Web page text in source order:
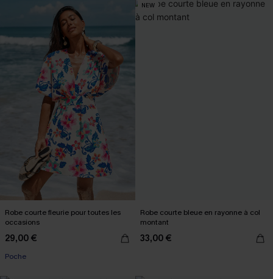
Robe courte fleurie pour toutes les
occasions
29,00 €
Poche
NEW
Robe courte bleue en rayonne à col
montant
33,00 €